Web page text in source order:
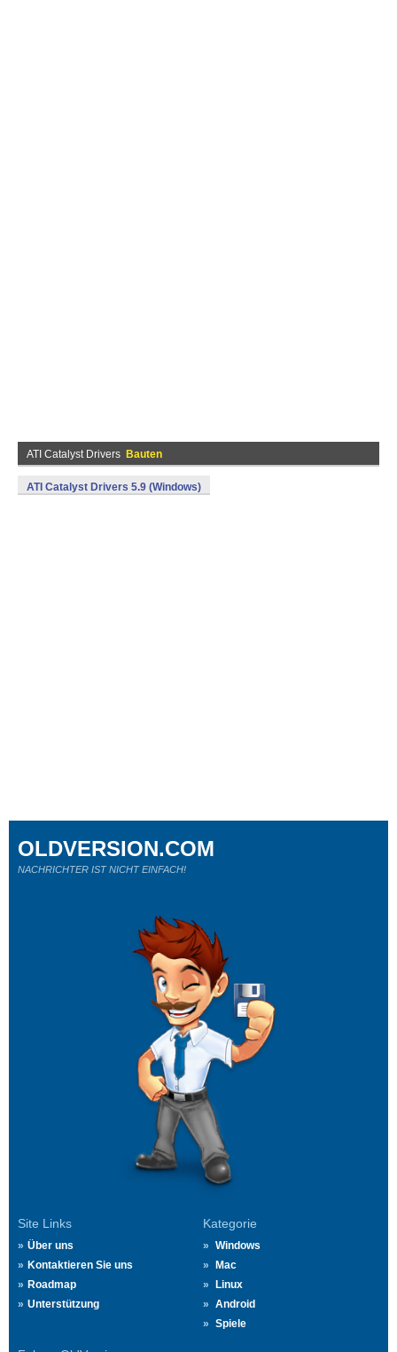
ATI Catalyst Drivers Bauten
ATI Catalyst Drivers 5.9 (Windows)
Site Links
Über uns
Kontaktieren Sie uns
Roadmap
Unterstützung
Kategorie
Windows
Mac
Linux
Android
Spiele
OLDVERSION.COM
NACHRICHTER IST NICHT EINFACH!